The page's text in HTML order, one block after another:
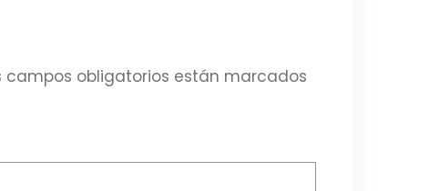
campos obligatorios están marcados